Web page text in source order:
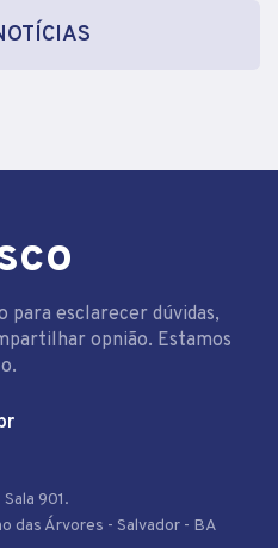
para esclarecer dúvidas,
opnião. Estamos
901.
das Árvores - Salvador - BA